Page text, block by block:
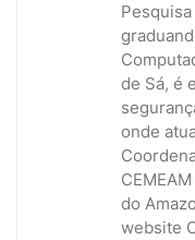
de Sá, é
onde
do
website